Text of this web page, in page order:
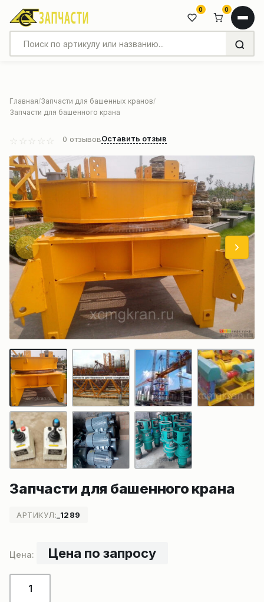
0 0
Главная Запчасти для башенных кранов
Запчасти для башенного крана
0 отзывовОставить отзыв
Запчасти для башенного крана
АРТИКУЛ: _1289
Цена по запросу
товара